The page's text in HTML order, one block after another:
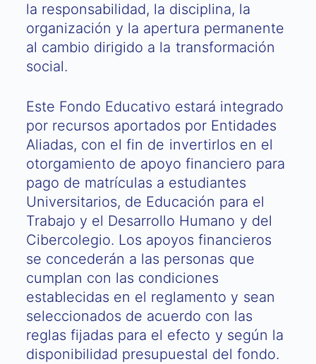
la responsabilidad, la disciplina, la
organización y la apertura permanente
al cambio dirigido a la transformación
social.
Este Fondo Educativo estará integrado
por recursos aportados por Entidades
Aliadas, con el fin de invertirlos en el
otorgamiento de apoyo financiero para
pago de matrículas a estudiantes
Universitarios, de Educación para el
Trabajo y el Desarrollo Humano y del
Cibercolegio. Los apoyos financieros
se concederán a las personas que
cumplan con las condiciones
establecidas en el reglamento y sean
seleccionados de acuerdo con las
reglas fijadas para el efecto y según la
disponibilidad presupuestal del fondo.